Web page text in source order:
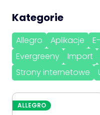
Kategorie
Allegro Aplikacje
Evergreeny
Import
Strony internetowe
ALLEGRO